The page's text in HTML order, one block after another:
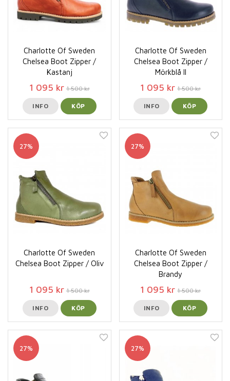
Charlotte Of Sweden
Chelsea Boot Zipper /
Kastanj
1 095 kr 1 500 kr
INFO KÖP
Charlotte Of Sweden
Chelsea Boot Zipper /
Mörkblå II
1 095 kr 1 500 kr
INFO KÖP
27%
Charlotte Of Sweden
Chelsea Boot Zipper / Oliv
1 095 kr 1 500 kr
INFO KÖP
27%
Charlotte Of Sweden
Chelsea Boot Zipper /
Brandy
1 095 kr 1 500 kr
INFO KÖP
27% 27%